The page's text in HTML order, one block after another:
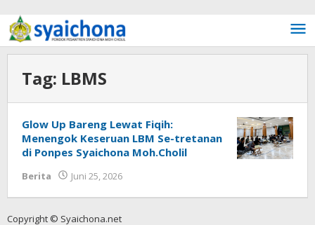
Tag: LBMS
Glow Up Bareng Lewat Fiqih:
Menengok Keseruan LBM Se-tretanan
di Ponpes Syaichona Moh.Cholil
Berita Juni 25, 2026
Copyright © Syaichona.net